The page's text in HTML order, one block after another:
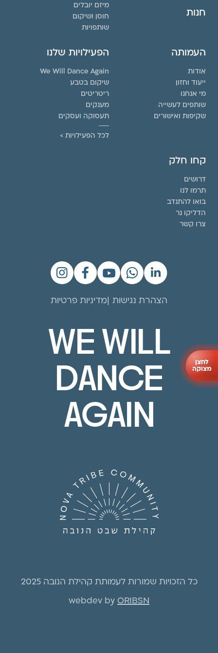
חנות
מיזם יובלים
חוסן ושיקום
שותפויות
העמותה
אודות
ייעוד וחזון
מי אנחנו
שותפים לעשייה
שקיפות ואישורים
הפעילויות שלנו
We Will Dance Again
שיקום בטבע
ריטריטים
מענקים
תעסוקה ועסקים
לכל הפעילויות >
קחו חלק
דרושים
תרמו לנו
בואו להתנדב
הדליקו נר
צרו קשר
הצהרת נגישות מדיניות פרטיות
WE WILL
DANCE
AGAIN
כל הזכויות שמורות לעמותת קהילת הנובה 2025
webdev by ORIBSN
לחצן
מצוקה